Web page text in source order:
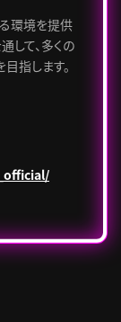
環境を提供
して、多くの
指します。